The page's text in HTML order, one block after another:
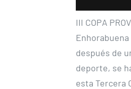
III COPA
después de
deporte, se
esta Tercera